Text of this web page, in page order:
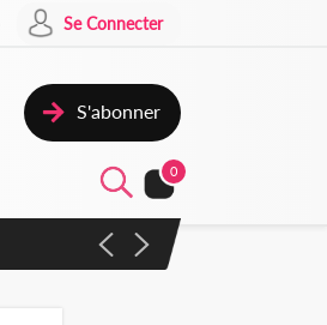
Se Connecter
S'abonner
0